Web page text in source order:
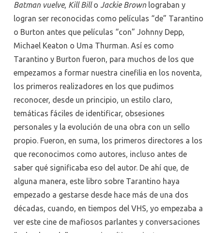
Batman vuelve, Kill Billo Jackie Brown lograban y
logran ser reconocidas como películas “de” Tarantino
o Burton antes que películas “con” Johnny Depp,
Michael Keaton o Uma Thurman. Así es como
Tarantino y Burton fueron, para muchos de los que
empezamos a formar nuestra cinefilia en los noventa,
los primeros realizadores en los que pudimos
reconocer, desde un principio, un estilo claro,
temáticas fáciles de identificar, obsesiones
personales y la evolución de una obra con un sello
propio. Fueron, en suma, los primeros directores a los
que reconocimos como autores, incluso antes de
saber qué significaba eso del autor. De ahí que, de
alguna manera, este libro sobre Tarantino haya
empezado a gestarse desde hace más de una dos
décadas, cuando, en tiempos del VHS, yo empezaba a
ver este cine de mafiosos parlantes y conversaciones